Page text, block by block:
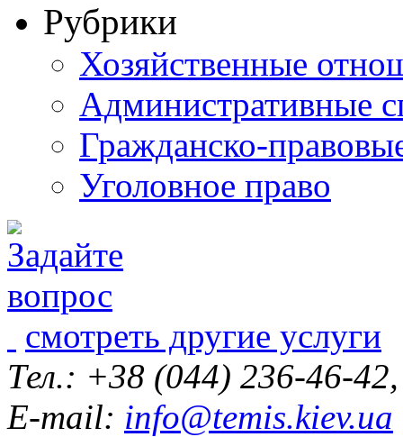
Рубрики
Хозяйственные
Административные
Гражданско-
Уголовное право
смотреть другие услуги
Тел.: +38 (044) 236-46-
E-mail: info@temis.kiev.ua